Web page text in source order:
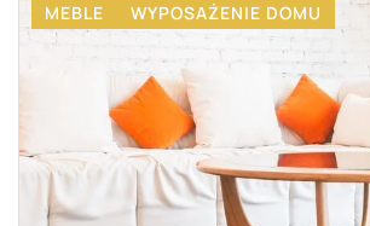
INSPIRACJE I POMYSŁY